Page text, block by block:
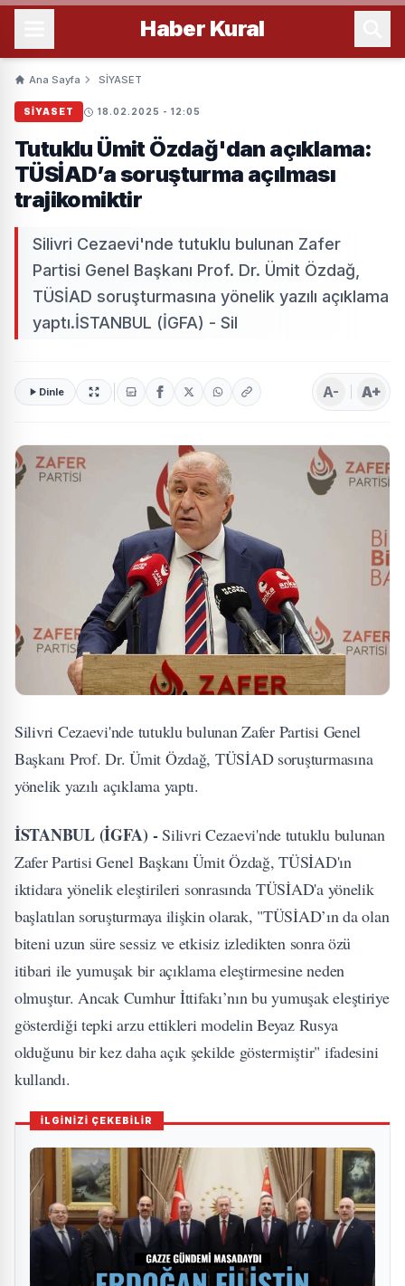
Haber Kural
Ana Sayfa SİYASET
SİYASET 18.02.2025 - 12:05
Tutuklu Ümit Özdağ'dan açıklama:
TÜSİAD’a soruşturma açılması
trajikomiktir
Silivri Cezaevi'nde tutuklu bulunan Zafer
Partisi Genel Başkanı Prof. Dr. Ümit Özdağ,
TÜSİAD soruşturmasına yönelik yazılı açıklama
yaptı.İSTANBUL (İGFA) - Sil
Dinle A- A+
Silivri Cezaevi'nde tutuklu bulunan Zafer Partisi Genel
Başkanı Prof. Dr. Ümit Özdağ, TÜSİAD soruşturmasına
yönelik yazılı açıklama yaptı.
İSTANBUL (İGFA) -Silivri Cezaevi'nde tutuklu bulunan
Zafer Partisi Genel Başkanı Ümit Özdağ, TÜSİAD'ın
iktidara yönelik eleştirileri sonrasında TÜSİAD'a yönelik
başlatılan soruşturmaya ilişkin olarak, "TÜSİAD’ın da olan
biteni uzun süre sessiz ve etkisiz izledikten sonra özü
itibari ile yumuşak bir açıklama eleştirmesine neden
olmuştur. Ancak Cumhur İttifakı’nın bu yumuşak eleştiriye
gösterdiği tepki arzu ettikleri modelin Beyaz Rusya
olduğunu bir kez daha açık şekilde göstermiştir" ifadesini
kullandı.
İLGİNİZİ ÇEKEBİLİR